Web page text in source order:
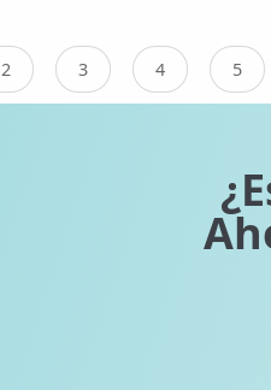
2 3 4 5